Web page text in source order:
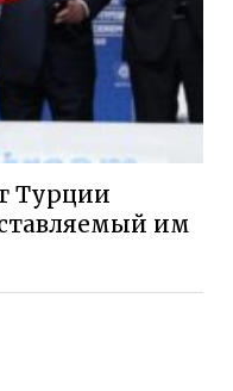
Турции
им